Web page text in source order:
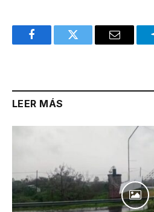
FacebookTwitter Email
LEER MÁS